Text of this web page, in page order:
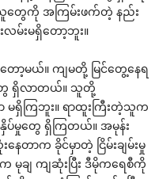
တွေကို အကြမ်းဖက်တဲ့ နည်း
မ်းမရှိတော့ဘူး။
မယ်။ ကျမတို့ မြင်တွေ့နေရ
ေ ရှိလာတယ်။ သူတို့
တာ မရှိကြဘူး။ ရာထူးကြီးတဲ့သူက
မှုတွေ ရှိကြတယ်။ အမုန်း
တာက ခိုင်မှာတဲ့ ငြိမ်းချမ်းမှု
ချ ကျဆုံးပြီး ဒီမိုကရေစီကို